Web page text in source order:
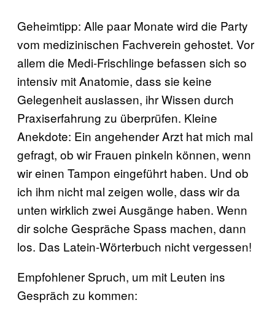
Geheimtipp: Alle paar Monate wird die Party
vom medizinischen Fachverein gehostet. Vor
allem die Medi-Frischlinge befassen sich so
intensiv mit Anatomie, dass sie keine
Gelegenheit auslassen, ihr Wissen durch
Praxiserfahrung zu überprüfen. Kleine
Anekdote: Ein angehender Arzt hat mich mal
gefragt, ob wir Frauen pinkeln können, wenn
wir einen Tampon eingeführt haben. Und ob
ich ihm nicht mal zeigen wolle, dass wir da
unten wirklich zwei Ausgänge haben. Wenn
dir solche Gespräche Spass machen, dann
los. Das Latein-Wörterbuch nicht vergessen!
Empfohlener Spruch, um mit Leuten ins
Gespräch zu kommen: